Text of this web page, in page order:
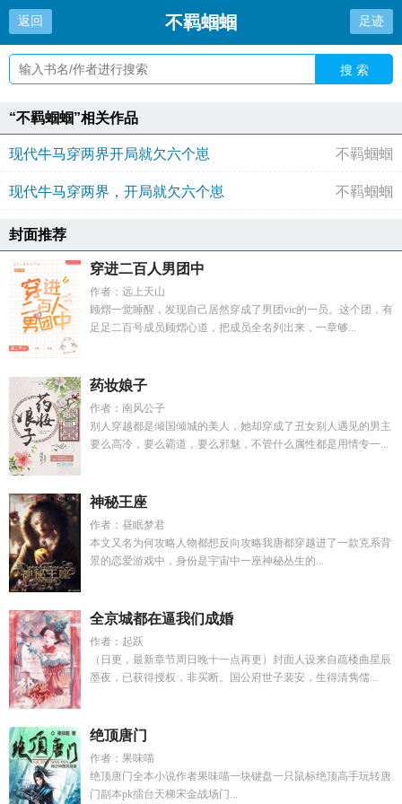
返回 不羁蝈蝈 足迹
搜 索
“不羁蝈蝈”相关作品
现代牛马穿两界开局就欠六个崽 不羁蝈蝈
现代牛马穿两界，开局就欠六个崽 不羁蝈蝈
封面推荐
穿进二百人男团中
作者：远上天山
顾熠一觉睡醒，发现自己居然穿成了男团vic的一员。这个团，有
足足二百号成员顾熠心道，把成员全名列出来，一章够...
药妆娘子
作者：南风公子
别人穿越都是倾国倾城的美人，她却穿成了丑女别人遇见的男主
要么高冷，要么霸道，要么邪魅，不管什么属性都是用情专一...
神秘王座
作者：昼眠梦君
本文又名为何攻略人物都想反向攻略我唐都穿越进了一款克系背
景的恋爱游戏中，身份是宇宙中一座神秘丛生的...
全京城都在逼我们成婚
作者：起跃
（日更，最新章节周日晚十一点再更）封面人设来自疏楼曲星辰
墨夜，已获得授权，非买断。国公府世子裴安，生得清隽儒...
绝顶唐门
作者：果味喵
绝顶唐门全本小说作者果味喵一块键盘一只鼠标绝顶高手玩转唐
门副本pk擂台天梯宋金战场门...